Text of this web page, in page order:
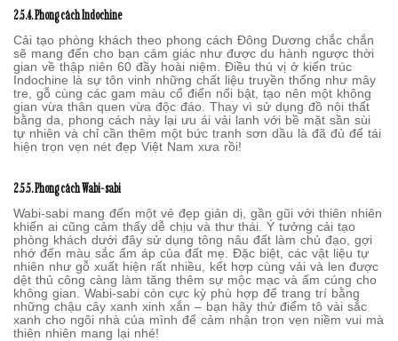
2.5.4. Phong cách Indochine
Cải tạo phòng khách theo phong cách Đông Dương chắc chắn
sẽ mang đến cho bạn cảm giác như được du hành ngược thời
gian về thập niên 60 đầy hoài niệm. Điều thú vị ở kiến trúc
Indochine là sự tôn vinh những chất liệu truyền thống như mây
tre, gỗ cùng các gam màu cổ điển nổi bật, tạo nên một không
gian vừa thân quen vừa độc đáo. Thay vì sử dụng đồ nội thất
bằng da, phong cách này lại ưu ái vải lanh với bề mặt sần sùi
tự nhiên và chỉ cần thêm một bức tranh sơn dầu là đã đủ để tái
hiện trọn vẹn nét đẹp Việt Nam xưa rồi!
2.5.5. Phong cách Wabi-sabi
Wabi-sabi mang đến một vẻ đẹp giản dị, gần gũi với thiên nhiên
khiến ai cũng cảm thấy dễ chịu và thư thái. Ý tưởng cải tạo
phòng khách dưới đây sử dụng tông nâu đất làm chủ đạo, gợi
nhớ đến màu sắc ấm áp của đất mẹ. Đặc biệt, các vật liệu tự
nhiên như gỗ xuất hiện rất nhiều, kết hợp cùng vải và len được
dệt thủ công càng làm tăng thêm sự mộc mạc và ấm cúng cho
không gian. Wabi-sabi còn cực kỳ phù hợp để trang trí bằng
những chậu cây xanh xinh xắn – bạn hãy thử điểm tô vài sắc
xanh cho ngôi nhà của mình để cảm nhận trọn vẹn niềm vui mà
thiên nhiên mang lại nhé!